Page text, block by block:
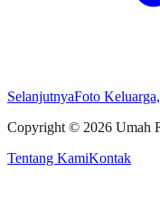
SelanjutnyaFoto
Copyright © 2026 Umah
Tentang KamiKontak